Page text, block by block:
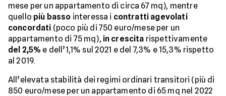
mese per un appartamento di circa 67 mq), mentre
quello più basso interessa i contratti agevolati
concordati (poco più di 750 euro/mese per un
appartamento di 75 mq), in crescita rispettivamente
del 2,5% e dell’1,1% sul 2021 e del 7,3% e 15,3% rispetto
al 2019.
All’elevata stabilità dei regimi ordinari transitori (più di
850 euro/mese per un appartamento di 65 mq nel 2022